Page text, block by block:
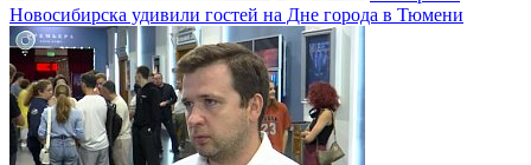
Новосибирска удивили гостей на Дне города в Тюмени